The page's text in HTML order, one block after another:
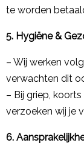
te worden
5. Hygiëne &
– Wij werken
verwachten dit
– Bij griep,
verzoeken wij je
6.